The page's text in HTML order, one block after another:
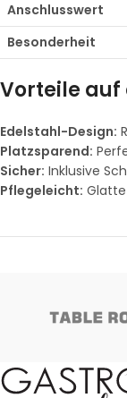
Anschlusswert
Besonderheit
Vorteile auf
Edelstahl-Design:
Platzsparend:
Sicher: Inklusive
Pflegeleicht: